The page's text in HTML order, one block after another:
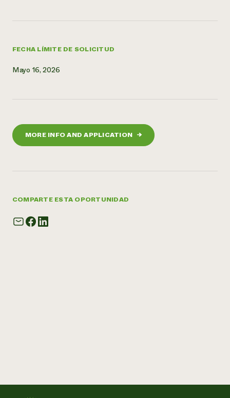
FECHA LÍMITE DE SOLICITUD
Mayo 16, 2026
MORE INFO AND APPLICATION →
COMPARTE ESTA OPORTUNIDAD